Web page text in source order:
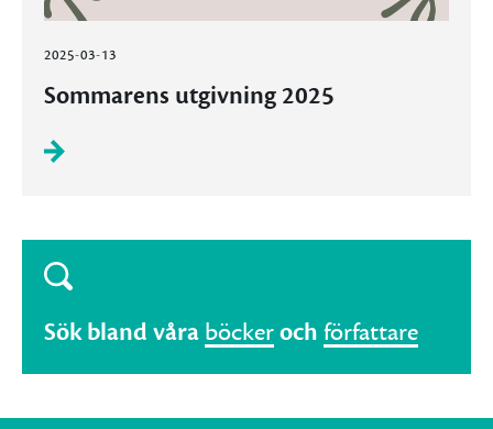
2025-03-13
Sommarens utgivning 2025
Sök bland våra böckeroch författare